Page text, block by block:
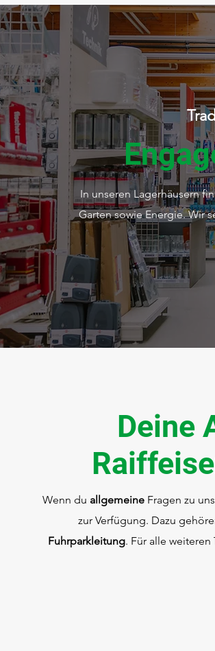
In unseren Lagerhäusern
Garten sowie Energie. Wir
Deine
Wenn du allgemeineFragen zu
zur Verfügung. Dazu
Fuhrparkleitung. Für alle